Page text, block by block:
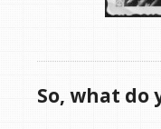
So, what do